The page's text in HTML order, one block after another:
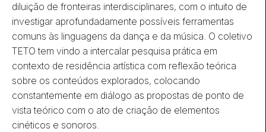
diluição de fronteiras interdisciplinares, com o intuito de
investigar aprofundadamente possíveis ferramentas
comuns às linguagens da dança e da música. O coletivo
TETO tem vindo a intercalar pesquisa prática em
contexto de residência artística com reflexão teórica
sobre os conteúdos explorados, colocando
constantemente em diálogo as propostas de ponto de
vista teórico com o ato de criação de elementos
cinéticos e sonoros.